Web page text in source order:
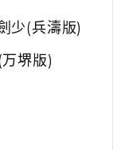
少(兵濤版)
堺版)